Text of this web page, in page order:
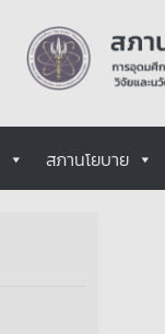
สภานโยบาย